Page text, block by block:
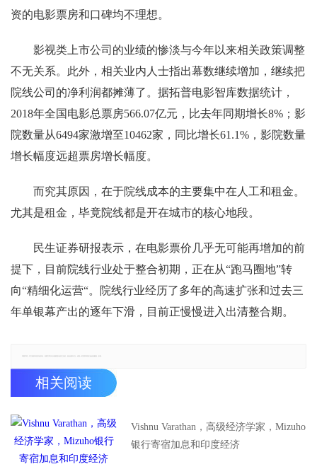
资的电影票房和口碑均不理想。
影视类上市公司的业绩的惨淡与今年以来相关政策调整
不无关系。此外，相关业内人士指出幕数继续增加，继续把
院线公司的净利润都摊薄了。据拓普电影智库数据统计，
2018年全国电影总票房566.07亿元，比去年同期增长8%；影
院数量从6494家激增至10462家，同比增长61.1%，影院数量
增长幅度远超票房增长幅度。
而究其原因，在于院线成本的主要集中在人工和租金。
尤其是租金，毕竟院线都是开在城市的核心地段。
民生证券研报表示，在电影票价几乎无可能再增加的前
提下，目前院线行业处于整合初期，正在从“跑马圈地”转
向“精细化运营“。院线行业经历了多年的高速扩张和过去三
年单银幕产出的逐年下滑，目前正慢慢进入出清整合期。
相关阅读
Vishnu Varathan，高级经济学家，Mizuho
银行寄宿加息和印度经济